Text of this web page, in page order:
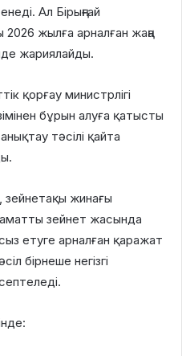
Ал Бірыңғай
жылға арналған жаңа
жариялайды.
қорғау министрлігі
бұрын алуға қатысты
тәсілі қайта
зейнетақы жинағы
зейнет жасында
етуге арналған қаражат
бірнеше негізгі